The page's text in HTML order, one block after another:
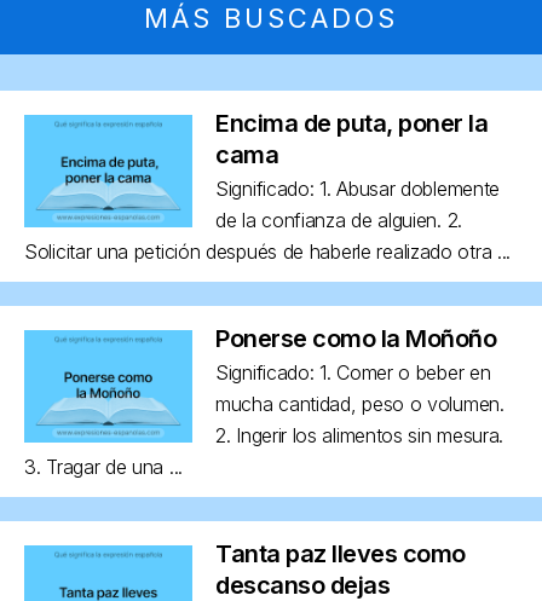
MÁS BUSCADOS
Encima de puta, poner la
cama
Significado: 1. Abusar doblemente
de la confianza de alguien. 2.
Solicitar una petición después de haberle realizado otra ...
Ponerse como la Moñoño
Significado: 1. Comer o beber en
mucha cantidad, peso o volumen.
2. Ingerir los alimentos sin mesura.
3. Tragar de una ...
Tanta paz lleves como
descanso dejas